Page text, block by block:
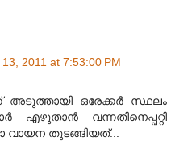
2011 at 7:53:00 PM
അടുത്തായി ഒരേക്കർ സ്ഥലം
എഴുതാൻ വന്നതിനെപ്പറ്റി
വായന തുടങ്ങിയത്...